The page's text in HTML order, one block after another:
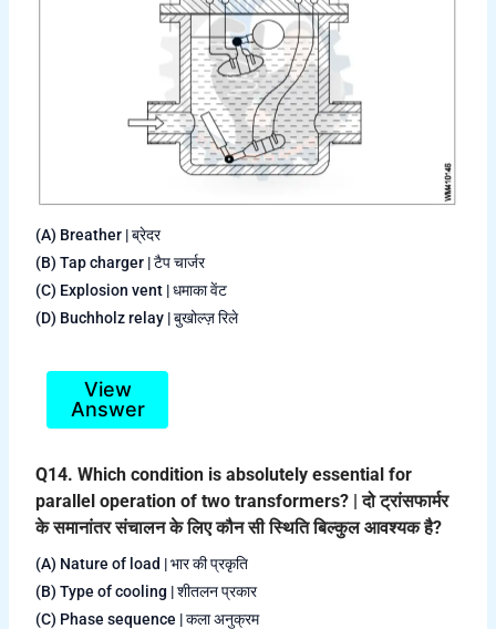
(A) Breather | ब्रेदर
(B) Tap charger | टैप चार्जर
(C) Explosion vent | धमाका वेंट
(D) Buchholz relay | बुखोल्ज़ रिले
View
Answer
Q14. Which condition is absolutely essential for
parallel operation of two transformers? | दो ट्रांसफार्मर
के समानांतर संचालन के लिए कौन सी स्थिति बिल्कुल आवश्यक है?
(A) Nature of load | भार की प्रकृति
(B) Type of cooling | शीतलन प्रकार
(C) Phase sequence | कला अनुक्रम